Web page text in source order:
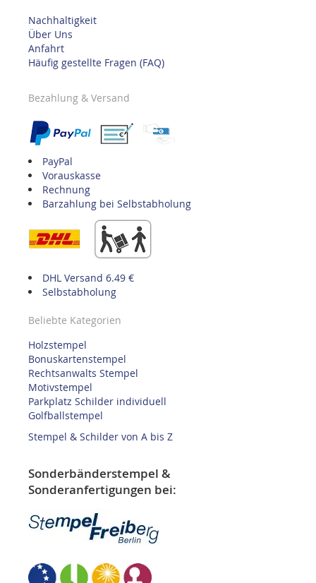
Nachhaltigkeit
Über Uns
Anfahrt
Häufig gestellte Fragen (FAQ)
Bezahlung & Versand
PayPal
Vorauskasse
Rechnung
Barzahlung bei Selbstabholung
DHL Versand 6.49 €
Selbstabholung
Beliebte Kategorien
Holzstempel
Bonuskartenstempel
Rechtsanwalts Stempel
Motivstempel
Parkplatz Schilder individuell
Golfballstempel
Stempel & Schilder von A bis Z
Sonderbänderstempel &
Sonderanfertigungen bei: